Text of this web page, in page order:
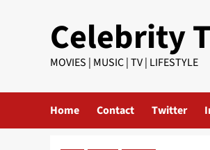
Celebrity
MOVIES | MUSIC | TV | LIFESTYLE
Home Contact Twitter